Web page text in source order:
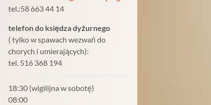
tel.:58 663 44 14
telefon do księdza dyżurnego
( tylko w spawach wezwań do
chorych i umierających):
tel. 516 368 194
18:30 (wigilijna w sobotę)
08:00